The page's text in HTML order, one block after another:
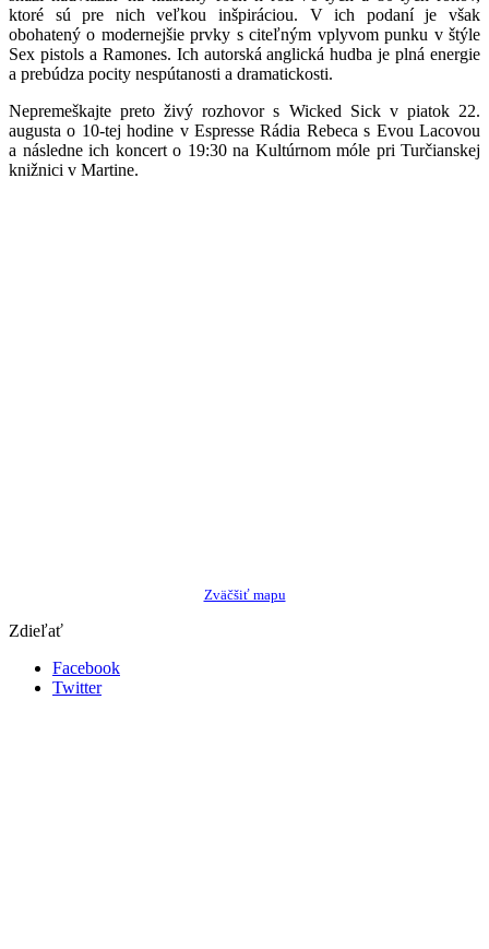
ktoré sú pre nich veľkou inšpiráciou. V ich podaní je však
obohatený o modernejšie prvky s citeľným vplyvom punku v štýle
Sex pistols a Ramones. Ich autorská anglická hudba je plná energie
a prebúdza pocity nespútanosti a dramatickosti.
Nepremeškajte preto živý rozhovor s Wicked Sick v piatok 22.
augusta o 10-tej hodine v Espresse Rádia Rebeca s Evou Lacovou
a následne ich koncert o 19:30 na Kultúrnom móle pri Turčianskej
knižnici v Martine.
Zväčšiť mapu
Zdieľať
Facebook
Twitter